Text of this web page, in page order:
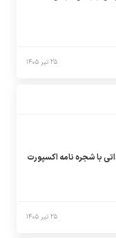
۲۵ تیر ۱۴۰۵
با شجره نامه اکسپورت
۲۵ تیر ۱۴۰۵